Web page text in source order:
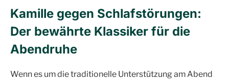
Kamille gegen Schlafstörungen:
Der bewährte Klassiker für die
Abendruhe
Wenn es um die traditionelle Unterstützung am Abend